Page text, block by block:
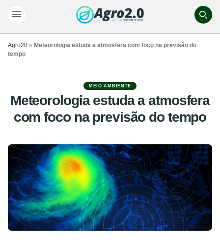
Agro20 » Meteorologia estuda a atmosfera com foco na previsão do
tempo
MEIO AMBIENTE
Meteorologia estuda a atmosfera
com foco na previsão do tempo